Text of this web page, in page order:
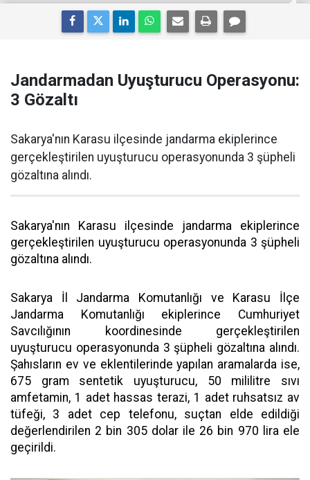
Jandarmadan Uyuşturucu Operasyonu:
3 Gözaltı
Sakarya'nın Karasu ilçesinde jandarma ekiplerince
gerçekleştirilen uyuşturucu operasyonunda 3 şüpheli
gözaltına alındı.
Sakarya'nın Karasu ilçesinde jandarma ekiplerince
gerçekleştirilen uyuşturucu operasyonunda 3 şüpheli
gözaltına alındı.
Sakarya İl Jandarma Komutanlığı ve Karasu İlçe
Jandarma Komutanlığı ekiplerince Cumhuriyet
Savcılığının koordinesinde gerçekleştirilen
uyuşturucu operasyonunda 3 şüpheli gözaltına alındı.
Şahısların ev ve eklentilerinde yapılan aramalarda ise,
675 gram sentetik uyuşturucu, 50 mililitre sıvı
amfetamin, 1 adet hassas terazi, 1 adet ruhsatsız av
tüfeği, 3 adet cep telefonu, suçtan elde edildiği
değerlendirilen 2 bin 305 dolar ile 26 bin 970 lira ele
geçirildi.